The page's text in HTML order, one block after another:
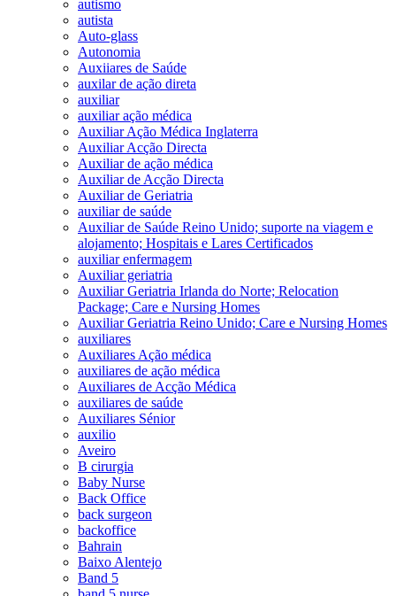
autismo
autista
Auto-glass
Autonomia
Auxiiares de Saúde
auxilar de ação direta
auxiliar
auxiliar ação médica
Auxiliar Ação Médica Inglaterra
Auxiliar Acção Directa
Auxiliar de ação médica
Auxiliar de Acção Directa
Auxiliar de Geriatria
auxiliar de saúde
Auxiliar de Saúde Reino Unido; suporte na viagem e
alojamento; Hospitais e Lares Certificados
auxiliar enfermagem
Auxiliar geriatria
Auxiliar Geriatria Irlanda do Norte; Relocation
Package; Care e Nursing Homes
Auxiliar Geriatria Reino Unido; Care e Nursing Homes
auxiliares
Auxiliares Ação médica
auxiliares de ação médica
Auxiliares de Acção Médica
auxiliares de saúde
Auxiliares Sénior
auxilio
Aveiro
B cirurgia
Baby Nurse
Back Office
back surgeon
backoffice
Bahrain
Baixo Alentejo
Band 5